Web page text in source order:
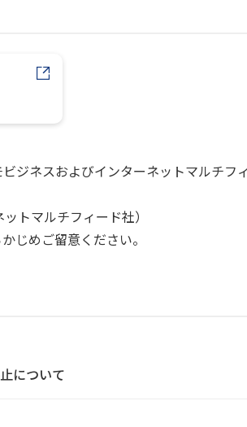
ジネスおよびインターネットマルチフ
トマルチフィード社）
じめご留意ください。
について